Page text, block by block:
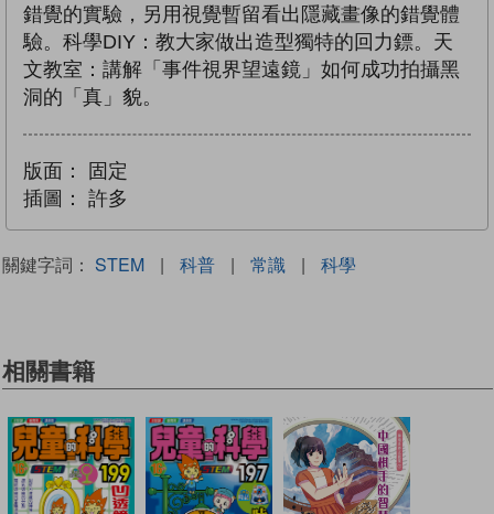
錯覺的實驗，另用視覺暫留看出隱藏畫像的錯覺體
驗。科學DIY：教大家做出造型獨特的回力鏢。天
文教室：講解「事件視界望遠鏡」如何成功拍攝黑
洞的「真」貌。
版面：
固定
插圖：
許多
關鍵字詞： STEM | 科普 | 常識 | 科學
相關書籍